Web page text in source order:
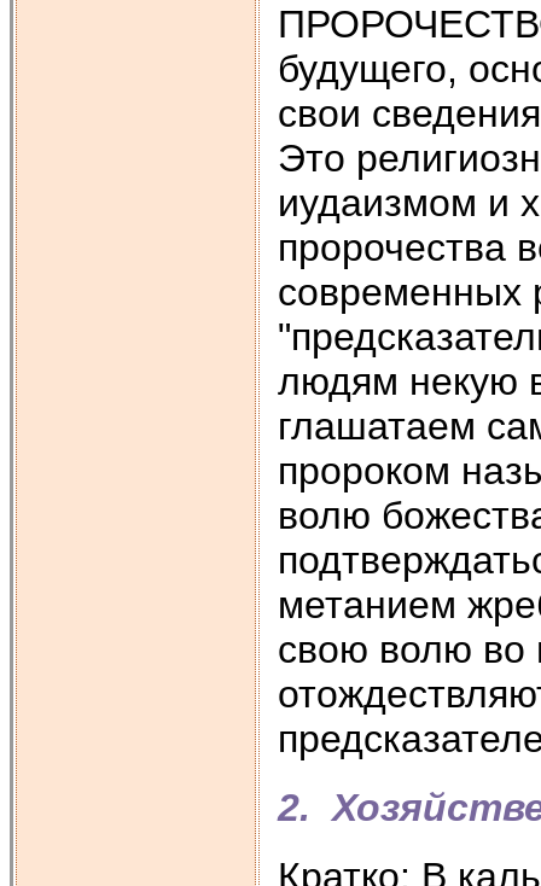
будущего,
свои
Это
иудаизмом и
пророчества
современных
людям некую
глашатаем
пророком
волю
метанием
свою волю во
2.
Кратко: В